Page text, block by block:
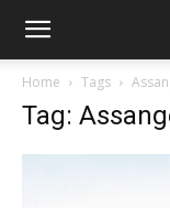
Home Tags
Tag: